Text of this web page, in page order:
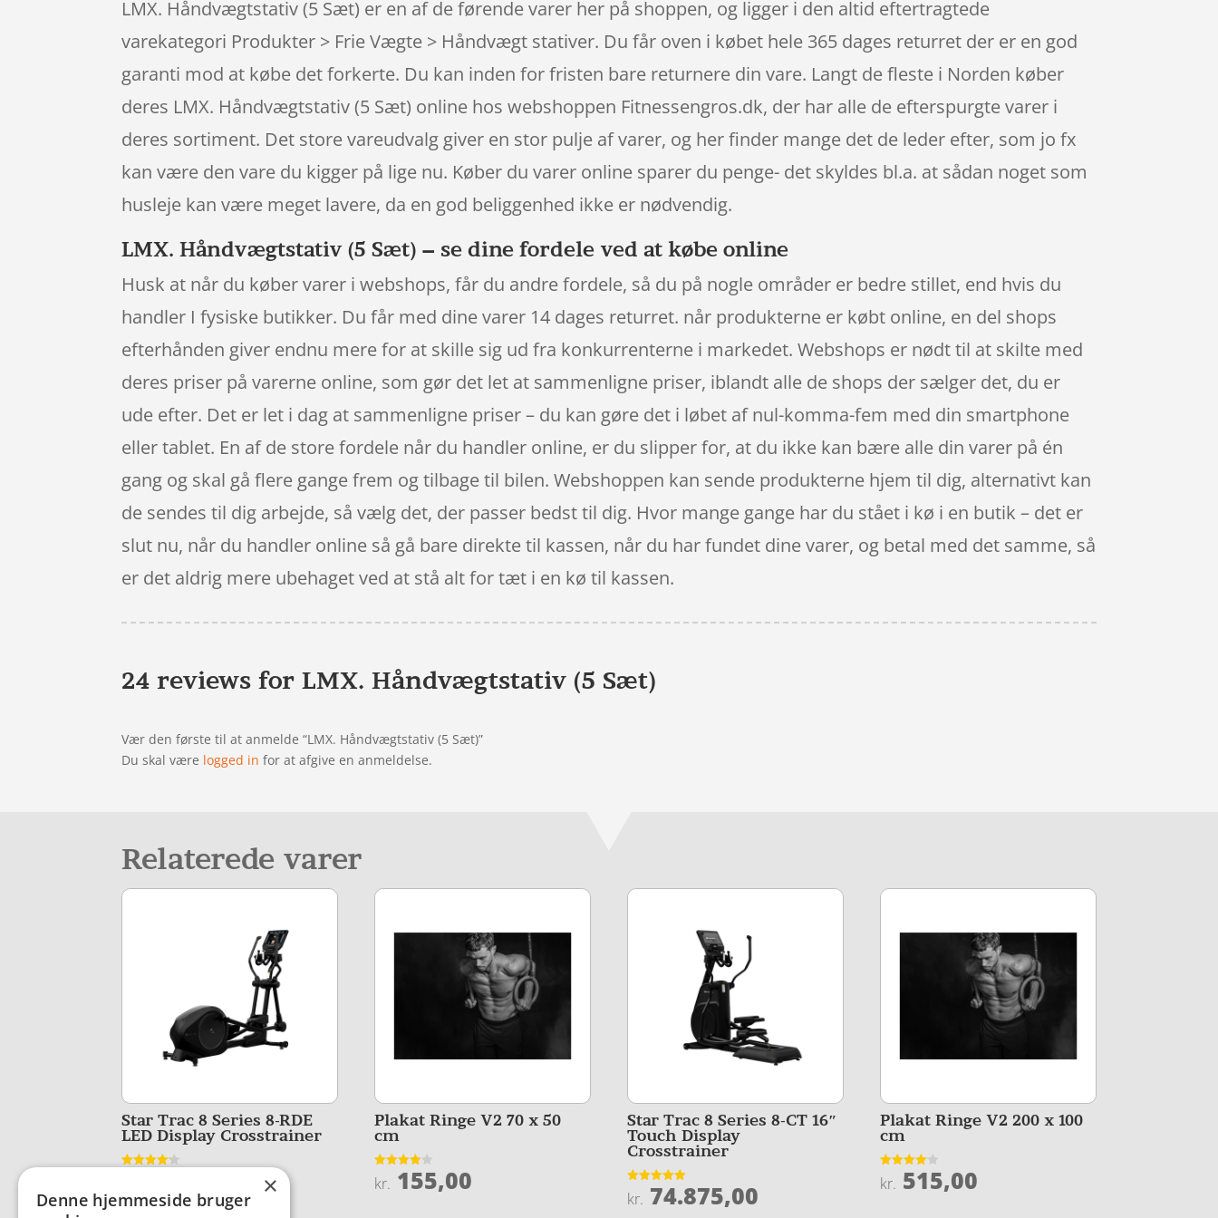
LMX. Håndvægtstativ (5 Sæt) er en af de førende varer her på shoppen, og ligger i den altid eftertragtede
varekategori Produkter > Frie Vægte > Håndvægt stativer. Du får oven i købet hele 365 dages returret der er en god
garanti mod at købe det forkerte. Du kan inden for fristen bare returnere din vare. Langt de fleste i Norden køber
deres LMX. Håndvægtstativ (5 Sæt) online hos webshoppen Fitnessengros.dk, der har alle de efterspurgte varer i
deres sortiment. Det store vareudvalg giver en stor pulje af varer, og her finder mange det de leder efter, som jo fx
kan være den vare du kigger på lige nu. Køber du varer online sparer du penge- det skyldes bl.a. at sådan noget som
husleje kan være meget lavere, da en god beliggenhed ikke er nødvendig.
LMX. Håndvægtstativ (5 Sæt) – se dine fordele ved at købe online
Husk at når du køber varer i webshops, får du andre fordele, så du på nogle områder er bedre stillet, end hvis du
handler I fysiske butikker. Du får med dine varer 14 dages returret. når produkterne er købt online, en del shops
efterhånden giver endnu mere for at skille sig ud fra konkurrenterne i markedet. Webshops er nødt til at skilte med
deres priser på varerne online, som gør det let at sammenligne priser, iblandt alle de shops der sælger det, du er
ude efter. Det er let i dag at sammenligne priser – du kan gøre det i løbet af nul-komma-fem med din smartphone
eller tablet. En af de store fordele når du handler online, er du slipper for, at du ikke kan bære alle din varer på én
gang og skal gå flere gange frem og tilbage til bilen. Webshoppen kan sende produkterne hjem til dig, alternativt kan
de sendes til dig arbejde, så vælg det, der passer bedst til dig. Hvor mange gange har du stået i kø i en butik – det er
slut nu, når du handler online så gå bare direkte til kassen, når du har fundet dine varer, og betal med det samme, så
er det aldrig mere ubehaget ved at stå alt for tæt i en kø til kassen.
24 reviews forLMX. Håndvægtstativ (5 Sæt)
Vær den første til at anmelde “LMX. Håndvægtstativ (5 Sæt)”
Du skal være logged in for at afgive en anmeldelse.
Relaterede varer
Star Trac 8 Series 8-RDE
LED Display Crosstrainer
ud af 5
Plakat Ringe V2 70 x 50
cm
Vurderet
4
kr. 155,00
Star Trac 8 Series 8-CT 16″
Touch Display
Crosstrainer
Vurderet
4.9
kr. 74.875,00
Plakat Ringe V2 200 x 100
cm
Vurderet
4.1
kr. 515,00
×
Denne hjemmeside bruger